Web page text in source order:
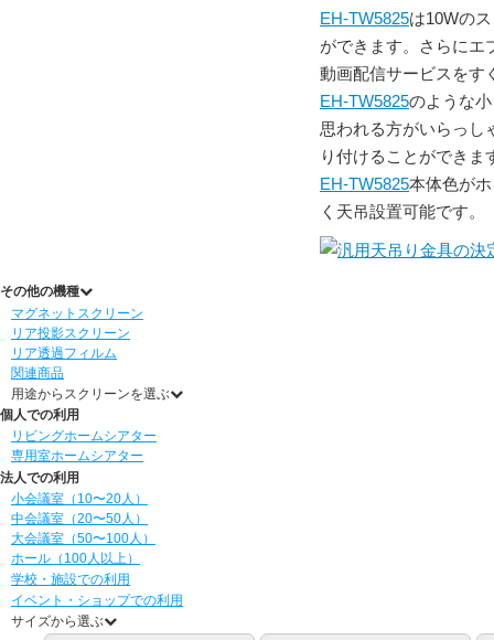
EH-TW5825は10Wの
ができます。さらにエ
動画配信サービスをす
EH-TW5825のような
思われる方がいらっし
り付けることができま
EH-TW5825本体色が
く天吊設置可能です。
その他の機種
マグネットスクリーン
リア投影スクリーン
リア透過フィルム
関連商品
用途からスクリーンを選ぶ
個人での利用
リビングホームシアター
専用室ホームシアター
法人での利用
小会議室（10〜20人）
中会議室（20〜50人）
大会議室（50〜100人）
ホール（100人以上）
学校・施設での利用
イベント・ショップでの利用
サイズから選ぶ